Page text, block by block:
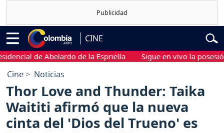
CINE
de Abelardo de la Espriella Sigue en vivo la posesión
Cine Noticias
Thor Love and Thunder: Taika
Waititi afirmó que la nueva
cinta del 'Dios del Trueno' es